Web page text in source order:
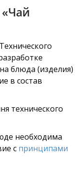
блюда (изделия)
в состав
технического
необходима
с принципами